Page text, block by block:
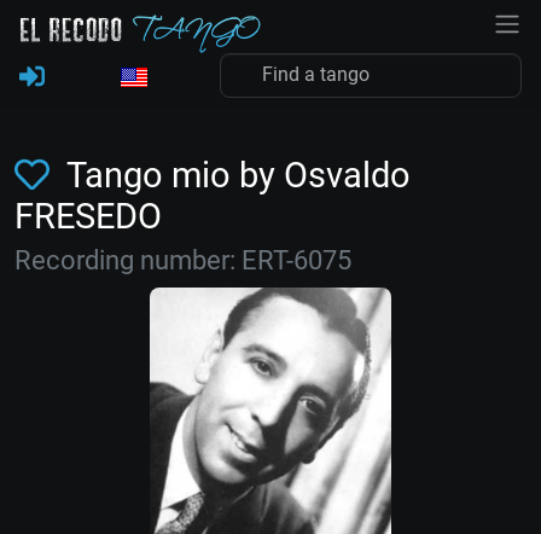
Tango mio by Osvaldo
FRESEDO
Recording number: ERT-6075